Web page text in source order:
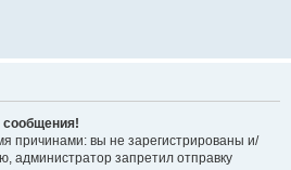
сообщения!
причинами: вы не зарегистрированы и/
администратор запретил отправку